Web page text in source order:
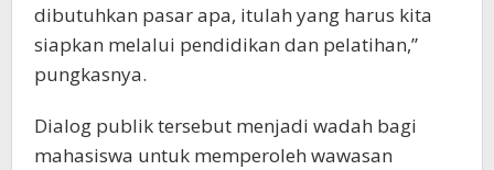
dibutuhkan pasar apa, itulah yang harus kita
siapkan melalui pendidikan dan pelatihan,”
pungkasnya.
Dialog publik tersebut menjadi wadah bagi
mahasiswa untuk memperoleh wawasan